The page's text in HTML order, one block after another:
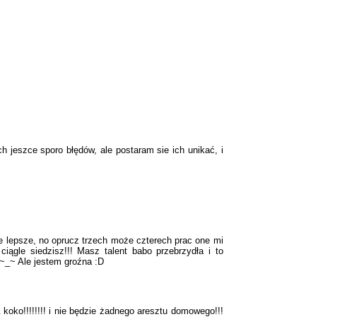
jeszce sporo błędów, ale postaram sie ich unikać, i
lepsze, no oprucz trzech może czterech prac one mi
siedzisz!!! Masz talent babo przebrzydła i to
Ale jestem groźna :D
i nie będzie żadnego aresztu domowego!!!